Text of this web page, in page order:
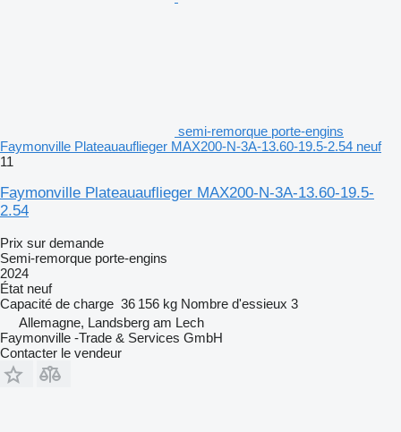
semi-remorque porte-engins
Faymonville Plateauauflieger MAX200-N-3A-13.60-19.5-2.54 neuf
11
Faymonville Plateauauflieger MAX200-N-3A-13.60-19.5-
2.54
Prix sur demande
Semi-remorque porte-engins
2024
État neuf
Capacité de charge 36 156 kg Nombre d'essieux 3
Allemagne, Landsberg am Lech
Faymonville -Trade & Services GmbH
Contacter le vendeur